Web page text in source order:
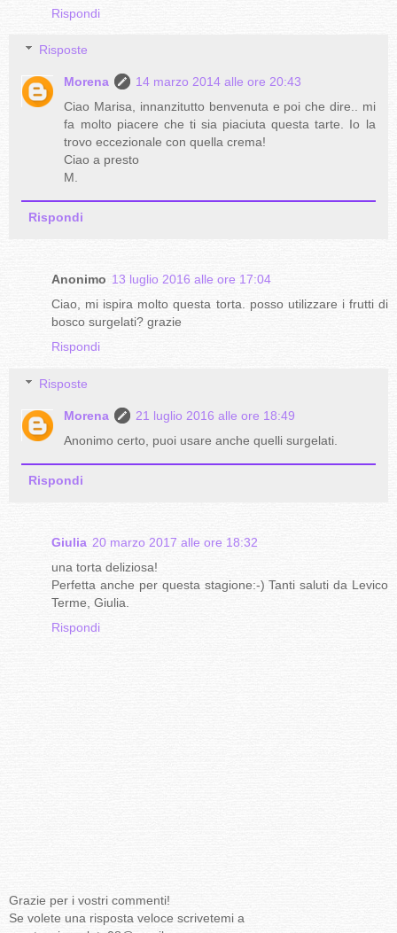
Rispondi
Risposte
Morena
14 marzo 2014 alle ore 20:43
Ciao Marisa, innanzitutto benvenuta e poi che dire.. mi
fa molto piacere che ti sia piaciuta questa tarte. Io la
trovo eccezionale con quella crema!
Ciao a presto
M.
Rispondi
Anonimo 13 luglio 2016 alle ore 17:04
Ciao, mi ispira molto questa torta. posso utilizzare i frutti di
bosco surgelati? grazie
Rispondi
Risposte
Morena
21 luglio 2016 alle ore 18:49
Anonimo certo, puoi usare anche quelli surgelati.
Rispondi
Giulia 20 marzo 2017 alle ore 18:32
una torta deliziosa!
Perfetta anche per questa stagione:-) Tanti saluti da Levico
Terme, Giulia.
Rispondi
Grazie per i vostri commenti!
Se volete una risposta veloce scrivetemi a